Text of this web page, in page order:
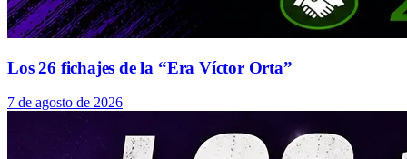
Los 26 fichajes de la “Era Víctor Orta”
7 de agosto de 2026